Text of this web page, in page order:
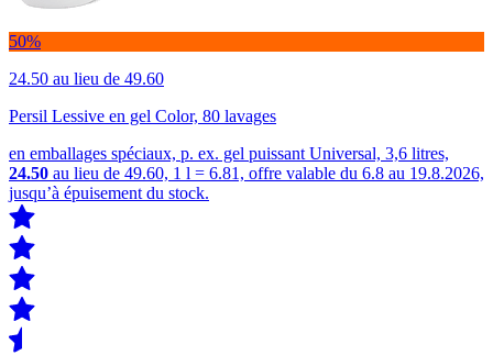
50%
24.50 au lieu de 49.60
Persil Lessive en gel Color, 80 lavages
en emballages spéciaux, p. ex. gel puissant Universal, 3,6 litres,
24.50 au lieu de 49.60, 1 l = 6.81, offre valable du 6.8 au 19.8.2026,
jusqu’à épuisement du stock.